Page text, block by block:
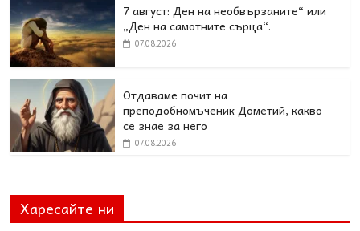
7 август: Ден на необвързаните“ или
„Ден на самотните сърца“.
07.08.2026
Отдаваме почит на
преподобномъченик Дометий, какво
се знае за него
07.08.2026
Харесайте ни